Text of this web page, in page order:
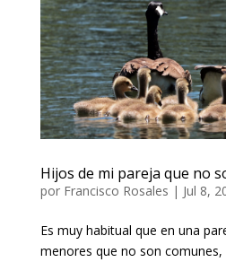
Hijos de mi pareja que no
por Francisco Rosales | Jul 8,
Es muy habitual que en una
menores que no son